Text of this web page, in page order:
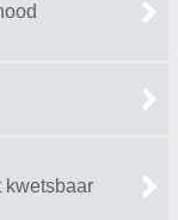
kwetsbaar